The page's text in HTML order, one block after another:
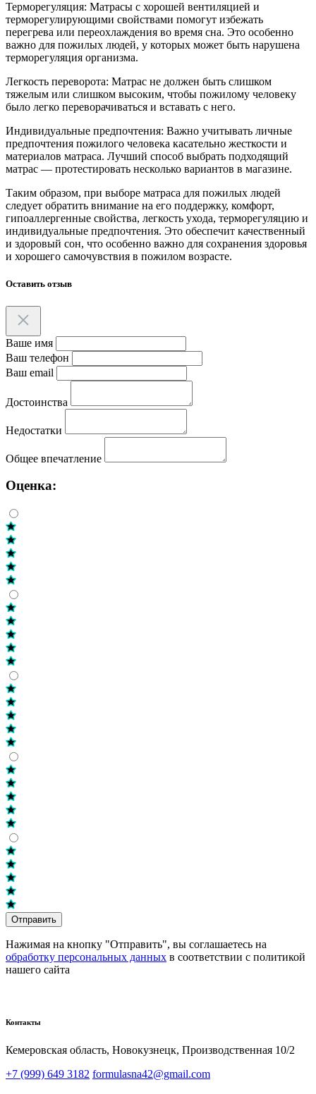
Терморегуляция: Матрасы с хорошей вентиляцией и
терморегулирующими свойствами помогут избежать
перегрева или переохлаждения во время сна. Это особенно
важно для пожилых людей, у которых может быть нарушена
терморегуляция организма.
Легкость переворота: Матрас не должен быть слишком
тяжелым или слишком высоким, чтобы пожилому человеку
было легко переворачиваться и вставать с него.
Индивидуальные предпочтения: Важно учитывать личные
предпочтения пожилого человека касательно жесткости и
материалов матраса. Лучший способ выбрать подходящий
матрас — протестировать несколько вариантов в магазине.
Таким образом, при выборе матраса для пожилых людей
следует обратить внимание на его поддержку, комфорт,
гипоаллергенные свойства, легкость ухода, терморегуляцию и
индивидуальные предпочтения. Это обеспечит качественный
и здоровый сон, что особенно важно для сохранения здоровья
и хорошего самочувствия в пожилом возрасте.
Оставить отзыв
Ваше имя
Ваш телефон
Ваш email
Достоинства
Недостатки
Общее впечатление
Оценка:
Отправить
Нажимая на кнопку "Отправить", вы соглашаетесь на
обработку персональных данных в соответствии с политикой
нашего сайта
Контакты
Кемеровская область, Новокузнецк,​ Производственная 10/2
+7 (999) 649 3182 formulasna42@gmail.com